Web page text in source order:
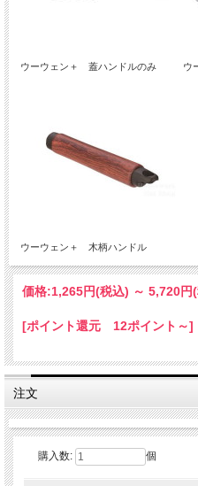
ウーウェン＋ 蓋ハンドルのみ ウ
ウーウェン＋ 木柄ハンドル
価格:1,265円(税込) ～ 5,720円
[ポイント還元 12ポイント～]
注文
購入数: 個